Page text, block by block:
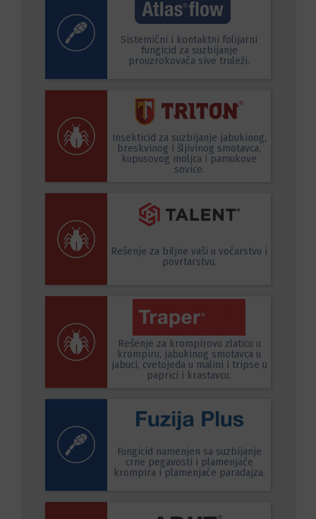
Sistemični i kontaktni folijarni
fungicid za suzbijanje
prouzrokovača sive truleži.
Insekticid za suzbijanje jabukinog,
breskvinog i šljivinog smotavca,
kupusovog moljca i pamukove
sovice.
Rešenje za biljne vaši u voćarstvu i
povrtarstvu.
Rešenje za krompirovu zlaticu u
krompiru, jabukinog smotavca u
jabuci, cvetojeda u malini i tripse u
paprici i krastavcu.
Fungicid namenjen sa suzbijanje
crne pegavosti i plamenjače
krompira i plamenjače paradajza.